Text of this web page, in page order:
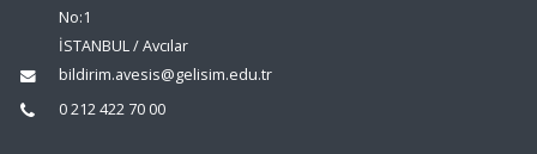
No:1
İSTANBUL / Avcılar
bildirim.avesis@gelisim.edu.tr
0 212 422 70 00